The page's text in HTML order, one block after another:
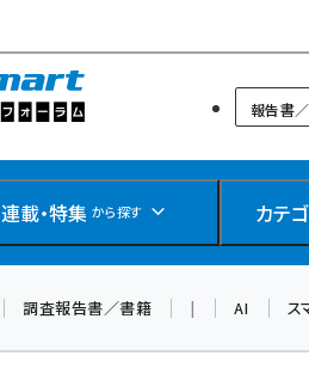
スマートグリッドフォ
報告書
連載・特集 から探す カテ
調査報告書／書籍 | AI ス